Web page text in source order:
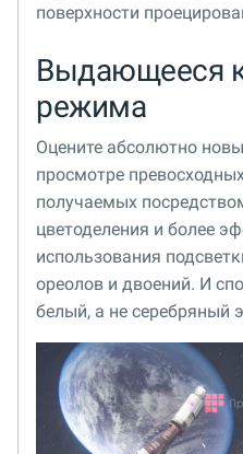
поверхности
Выдающееся
режима
Оцените абсолютно
просмотре
получаемых
цветоделения и более
использования
ореолов и двоений. И
белый, а не серебряный